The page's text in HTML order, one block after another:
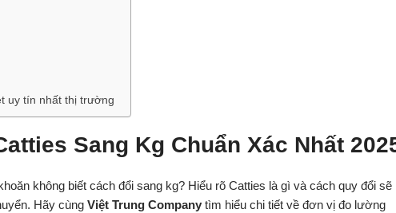
uy tín nhất thị trường
Sang Kg Chuẩn Xác Nhất
không biết cách đổi sang kg? Hiểu rõ Catties là gì và cách quy đổi sẽ
Hãy cùng Việt Trung Company tìm hiểu chi tiết về đơn vị đo lường